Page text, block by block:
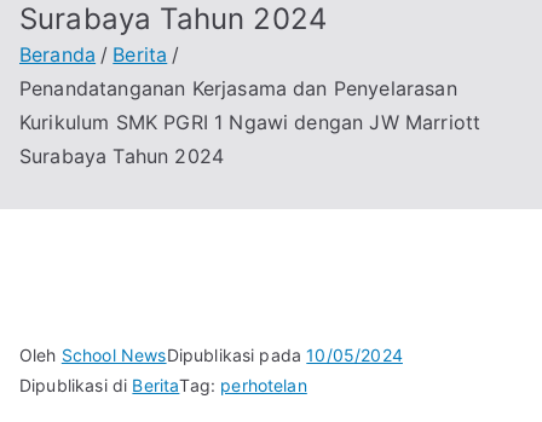
Surabaya Tahun 2024
Beranda
Berita
Penandatanganan Kerjasama dan Penyelarasan
Kurikulum SMK PGRI 1 Ngawi dengan JW Marriott
Surabaya Tahun 2024
Oleh School NewsDipublikasi pada10/05/2024
Dipublikasi di BeritaTag: perhotelan